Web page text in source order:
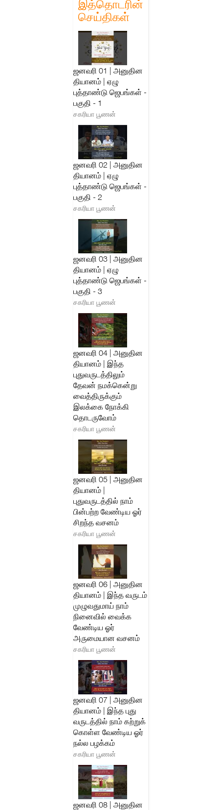
இத்தொடரின்
செய்திகள்
ஜனவரி 01 | அனுதின
தியானம் | ஏழு
புத்தாண்டு ஜெபங்கள் -
பகுதி - 1
சகரியா பூணன்
ஜனவரி 02 | அனுதின
தியானம் | ஏழு
புத்தாண்டு ஜெபங்கள் -
பகுதி - 2
சகரியா பூணன்
ஜனவரி 03 | அனுதின
தியானம் | ஏழு
புத்தாண்டு ஜெபங்கள் -
பகுதி - 3
சகரியா பூணன்
ஜனவரி 04 | அனுதின
தியானம் | இந்த
புதுவருடத்திலும்
தேவன் நமக்கென்று
வைத்திருக்கும்
இலக்கை நோக்கி
தொடருவோம்
சகரியா பூணன்
ஜனவரி 05 | அனுதின
தியானம் |
புதுவருடத்தில் நாம்
பின்பற்ற வேண்டிய ஓர்
சிறந்த வசனம்
சகரியா பூணன்
ஜனவரி 06 | அனுதின
தியானம் | இந்த வருடம்
முழுவதுமாய் நாம்
நினைவில் வைக்க
வேண்டிய ஓர்
அருமையான வசனம்
சகரியா பூணன்
ஜனவரி 07 | அனுதின
தியானம் | இந்த புது
வருடத்தில் நாம் கற்றுக்
கொள்ள வேண்டிய ஓர்
நல்ல பழக்கம்
சகரியா பூணன்
ஜனவரி 08 | அனுதின